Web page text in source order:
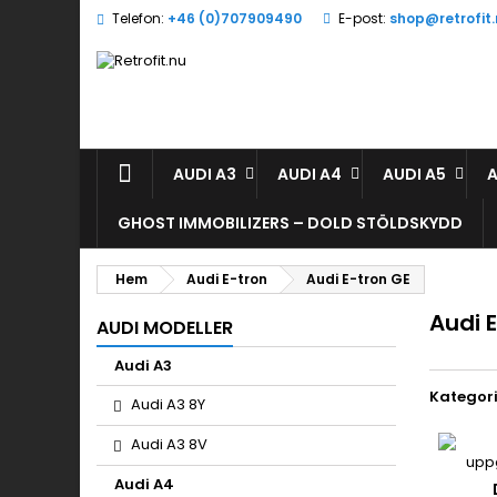
Telefon: +46 (0)707909490 E-post:
AUDI A3 AUDI A4 AUDI A5
GHOST IMMOBILIZERS – DOLD STÖLDSKYDD
Hem Audi E-tron Audi E-tron GE
AUDI MODELLER
Audi A3
Audi A3 8Y
Audi A3 8V
Audi A4
Audi